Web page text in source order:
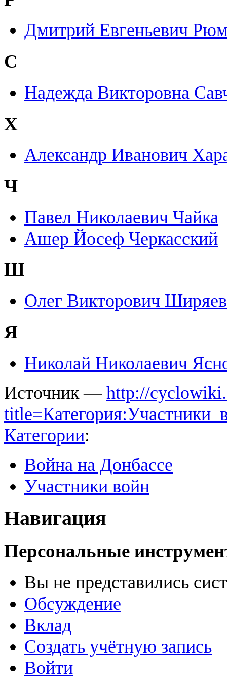
Дмитрий Евгеньевич
С
Надежда Викторовна
Х
Александр Иванович
Ч
Павел Николаевич Чайка
Ашер Йосеф Черкасский
Ш
Олег Викторович Ширяев
Я
Николай Николаевич
Источник — http://
Категории:
Война на Донбассе
Участники войн
Навигация
Персональные
Вы не представились
Обсуждение
Вклад
Создать учётную запись
Войти